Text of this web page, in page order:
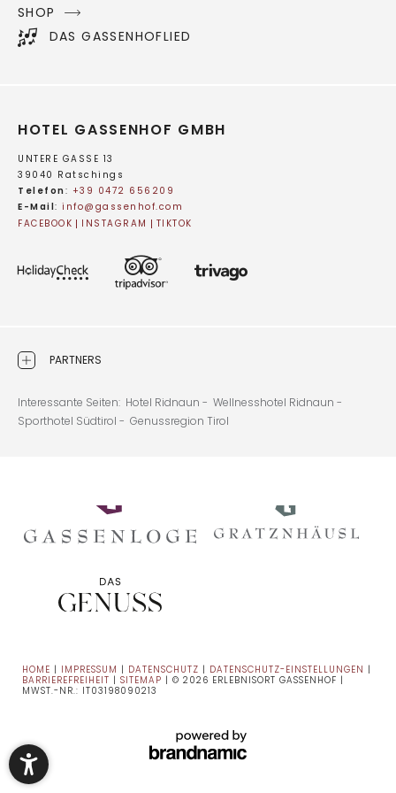
SHOP
DAS GASSENHOFLIED
HOTEL GASSENHOF GMBH
UNTERE GASSE 13
39040 Ratschings
Telefon: +39 0472 656209
E-Mail: info@ gassenhof.com
FACEBOOK
INSTAGRAM TIKTOK
PARTNERS
Interessante Seiten: Hotel Ridnaun - Wellnesshotel Ridnaun -
Sporthotel Südtirol - Genussregion Tirol
HOME | IMPRESSUM | DATENSCHUTZ | DATENSCHUTZ-EINSTELLUNGEN |
BARRIEREFREIHEIT | SITEMAP | © 2026 ERLEBNISORT GASSENHOF |
MWST.-NR.: IT03198090213